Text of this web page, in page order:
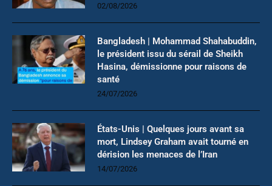
02/08/2026
Bangladesh | Mohammad Shahabuddin,
le président issu du sérail de Sheikh
Hasina, démissionne pour raisons de
santé
24/07/2026
États-Unis | Quelques jours avant sa
mort, Lindsey Graham avait tourné en
dérision les menaces de l’Iran
14/07/2026